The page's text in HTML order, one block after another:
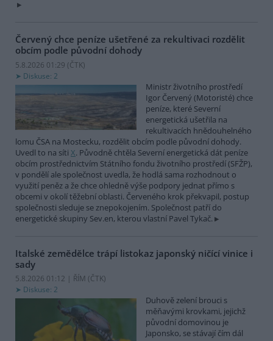
Červený chce peníze ušetřené za rekultivaci rozdělit
obcím podle původní dohody
5.8.2026 01:29 (ČTK)
Diskuse: 2
Ministr životního prostředí
Igor Červený (Motoristé) chce
peníze, které Severní
energetická ušetřila na
rekultivacích hnědouhelného
lomu ČSA na Mostecku, rozdělit obcím podle původní dohody.
Uvedl to na síti X. Původně chtěla Severní energetická dát peníze
obcím prostřednictvím Státního fondu životního prostředí (SFŽP),
v pondělí ale společnost uvedla, že hodlá sama rozhodnout o
využití peněz a že chce ohledně výše podpory jednat přímo s
obcemi v okolí těžební oblasti. Červeného krok překvapil, postup
společnosti sleduje se znepokojením. Společnost patří do
energetické skupiny Sev.en, kterou vlastní Pavel Tykač.
Italské zemědělce trápí listokaz japonský ničící vinice i
sady
5.8.2026 01:12 | ŘÍM (ČTK)
Diskuse: 2
Duhově zelení brouci s
měňavými krovkami, jejichž
původní domovinou je
Japonsko, se stávají čím dál